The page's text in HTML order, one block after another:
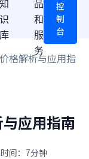
知
识
库
品
和
服
务
控
制
台
格解析与应用指
应用指南
间：7分钟